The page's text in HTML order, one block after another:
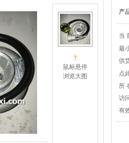
鼠标悬停
浏览大图
产
当
最
供
点
所
访
有